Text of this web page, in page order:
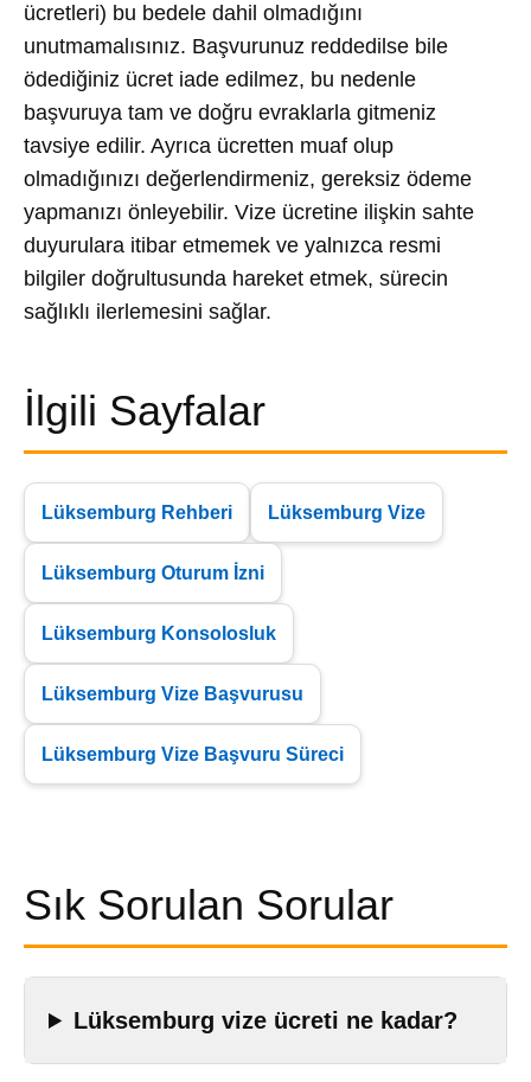
ücretleri) bu bedele dahil olmadığını
unutmamalısınız. Başvurunuz reddedilse bile
ödediğiniz ücret iade edilmez, bu nedenle
başvuruya tam ve doğru evraklarla gitmeniz
tavsiye edilir. Ayrıca ücretten muaf olup
olmadığınızı değerlendirmeniz, gereksiz ödeme
yapmanızı önleyebilir. Vize ücretine ilişkin sahte
duyurulara itibar etmemek ve yalnızca resmi
bilgiler doğrultusunda hareket etmek, sürecin
sağlıklı ilerlemesini sağlar.
İlgili Sayfalar
Lüksemburg Rehberi Lüksemburg Vize
Lüksemburg Oturum İzni
Lüksemburg Konsolosluk
Lüksemburg Vize Başvurusu
Lüksemburg Vize Başvuru Süreci
Sık Sorulan Sorular
Lüksemburg vize ücreti ne kadar?